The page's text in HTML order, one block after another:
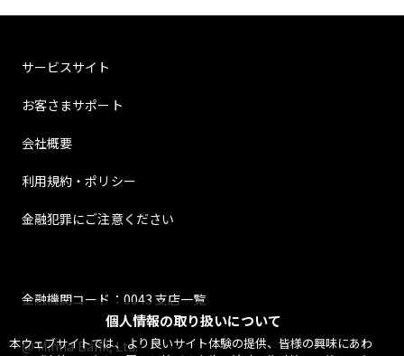
個人情報の取り扱いについて
本ウェブサイトでは、より良いサイト体験の提供、皆様の興味にあわ
サービスサイト
お客さまサポート
会社概要
利用規約・ポリシー
金融犯罪にご注意ください
金融機関コード：0043 支店一覧
@ Minna Bank, Ltd.